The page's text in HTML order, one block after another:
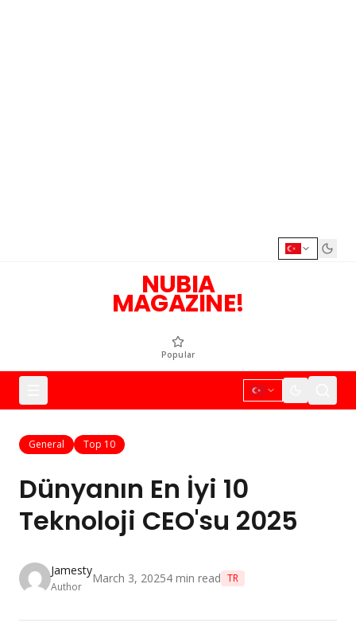
NUBIA
MAGAZINE!
Popular
General Top 10
Dünyanın En İyi 10
Teknoloji CEO'su 2025
Jamesty
Author
March 3, 20254 min read TR